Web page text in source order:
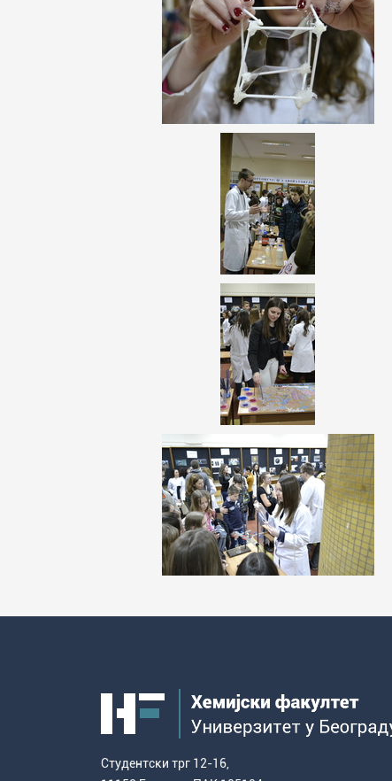
Студентски трг 12-16,